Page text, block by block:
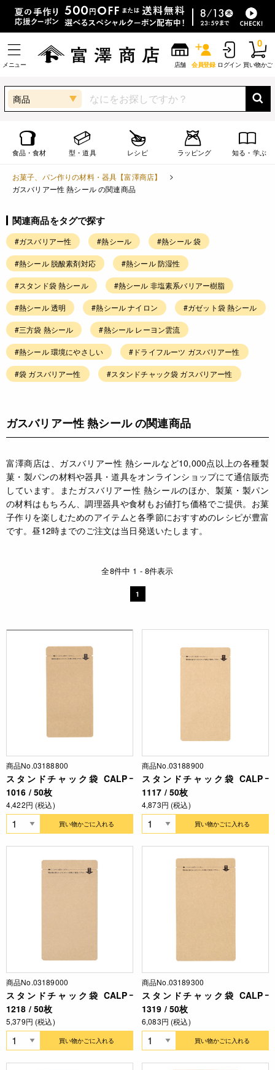
メニュー 店舗 会員登録 ログイン 買い物かご
0
商品
食品・食材 型・道具 レシピ ラッピング 知る・学ぶ
お菓子、パン作りの材料・器具【富澤商店】
ガスバリアー性 熱シール の関連商品
関連商品をタグで探す
#ガスバリアー性 #熱シール #熱シール 袋
#熱シール 脱酸素剤対応 #熱シール 防湿性
#スタンド袋 熱シール #熱シール 非塩素系バリアー樹脂
#熱シール 透明 #熱シール ナイロン #ガゼット袋 熱シール
#三方袋 熱シール #熱シール レーヨン雲流
#熱シール 環境にやさしい #ドライフルーツ ガスバリアー性
#袋 ガスバリアー性 #スタンドチャック袋 ガスバリアー性
ガスバリアー性 熱シール の関連商品
富澤商店は、ガスバリアー性 熱シールなど10,000点以上の各種製
菓・製パンの材料や器具・道具をオンラインショップにて通信販売
しています。またガスバリアー性 熱シールのほか、製菓・製パン
の材料はもちろん、調理器具や食材もお値打ち価格でご提供。お菓
子作りを楽しむためのアイテムと各季節におすすめのレシピが豊富
です。昼12時までのご注文は当日発送いたします。
全8件中 1 - 8件表示
1
商品No.03188800
スタンドチャック袋 CALPｰ
1016 / 50枚
4,422円 (税込)
買い物かごに入れる
商品No.03188900
スタンドチャック袋 CALPｰ
1117 / 50枚
4,873円 (税込)
買い物かごに入れる
商品No.03189000
スタンドチャック袋 CALPｰ
1218 / 50枚
5,379円 (税込)
買い物かごに入れる
商品No.03189300
スタンドチャック袋 CALPｰ
1319 / 50枚
6,083円 (税込)
買い物かごに入れる